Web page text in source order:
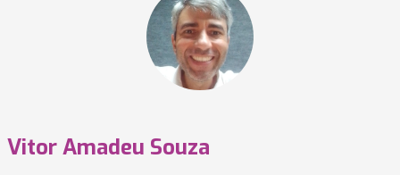
Vitor Amadeu Souza